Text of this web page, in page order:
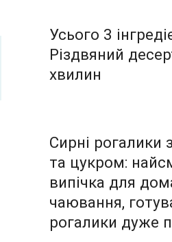
Усього 3
Різдвяний
хвилин
Сирні рогалики
та цукром:
випічка для
чаювання,
рогалики дуже